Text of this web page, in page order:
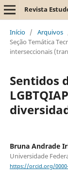
Revista
Início / Arquivos
Seção Temática
interseccionais
Sentidos
Bruna Andrade
Universidade
https://orcid.org/0000-